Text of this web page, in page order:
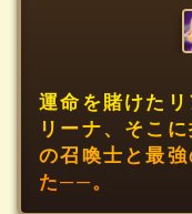
運命を賭けた
リーナ、そこ
の召喚士と最
た──。